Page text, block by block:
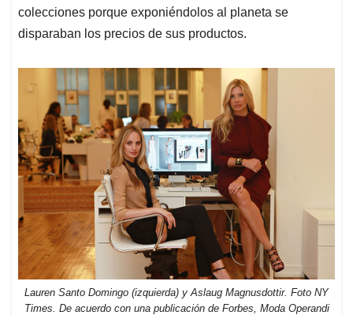
colecciones porque exponiéndolos al planeta se
disparaban los precios de sus productos.
Lauren Santo Domingo (izquierda) y Aslaug Magnusdottir. Foto NY
Times. De acuerdo con una publicación de Forbes, Moda Operandi